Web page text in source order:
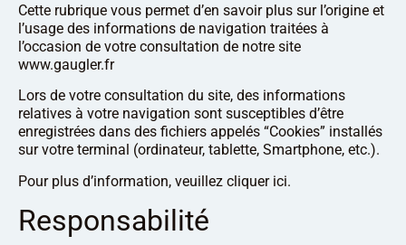
Cette rubrique vous permet d’en savoir plus sur l’origine et
l’usage des informations de navigation traitées à
l’occasion de votre consultation de notre site
www.gaugler.fr
Lors de votre consultation du site, des informations
relatives à votre navigation sont susceptibles d’être
enregistrées dans des fichiers appelés “Cookies” installés
sur votre terminal (ordinateur, tablette, Smartphone, etc.).
Pour plus d’information, veuillez cliquer ici.
Responsabilité